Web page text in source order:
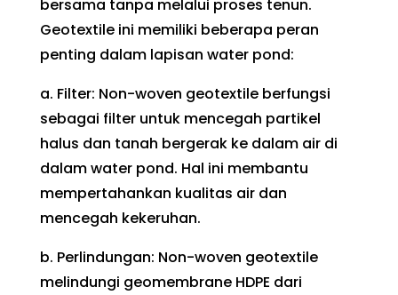
bersama tanpa melalui proses tenun.
Geotextile ini memiliki beberapa peran
penting dalam lapisan water pond:
a. Filter: Non-woven geotextile berfungsi
sebagai filter untuk mencegah partikel
halus dan tanah bergerak ke dalam air di
dalam water pond. Hal ini membantu
mempertahankan kualitas air dan
mencegah kekeruhan.
b. Perlindungan: Non-woven geotextile
melindungi geomembrane HDPE dari